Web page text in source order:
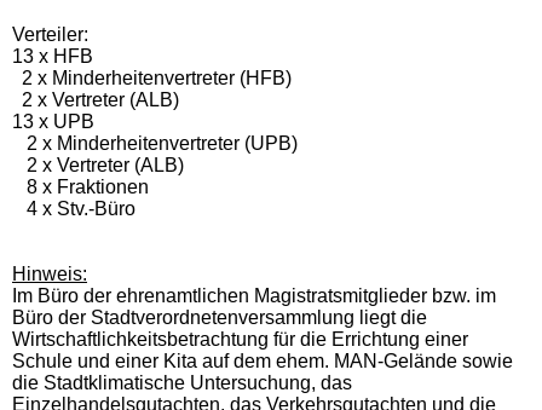
Verteiler:
13 x HFB
2 x Minderheitenvertreter (HFB)
2 x Vertreter (ALB)
13 x UPB
2 x Minderheitenvertreter (UPB)
2 x Vertreter (ALB)
8 x Fraktionen
4 x Stv.-Büro
Hinweis:
Im Büro der ehrenamtlichen Magistratsmitglieder bzw. im
Büro der Stadtverordnetenversammlung liegt die
Wirtschaftlichkeitsbetrachtung für die Errichtung einer
Schule und einer Kita auf dem ehem. MAN-Gelände sowie
die Stadtklimatische Untersuchung, das
Einzelhandelsgutachten, das Verkehrsgutachten und die